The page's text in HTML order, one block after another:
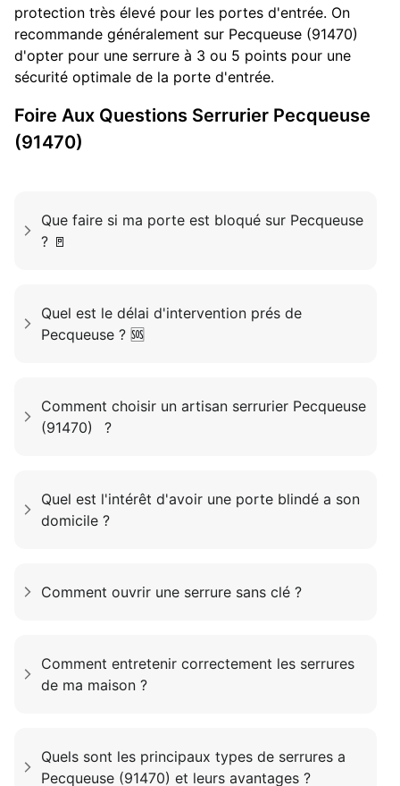
protection très élevé pour les portes d'entrée. On
recommande généralement sur Pecqueuse (91470)
d'opter pour une serrure à 3 ou 5 points pour une
sécurité optimale de la porte d'entrée.
Foire Aux Questions Serrurier Pecqueuse
(91470)
Que faire si ma porte est bloqué sur Pecqueuse
? 🚪
Quel est le délai d'intervention prés de
Pecqueuse ? 🆘
Comment choisir un artisan serrurier Pecqueuse
(91470) ?
Quel est l'intérêt d'avoir une porte blindé a son
domicile ?
Comment ouvrir une serrure sans clé ?
Comment entretenir correctement les serrures
de ma maison ?
Quels sont les principaux types de serrures a
Pecqueuse (91470) et leurs avantages ?